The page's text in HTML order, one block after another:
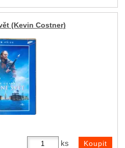
(Kevin Costner)
ks